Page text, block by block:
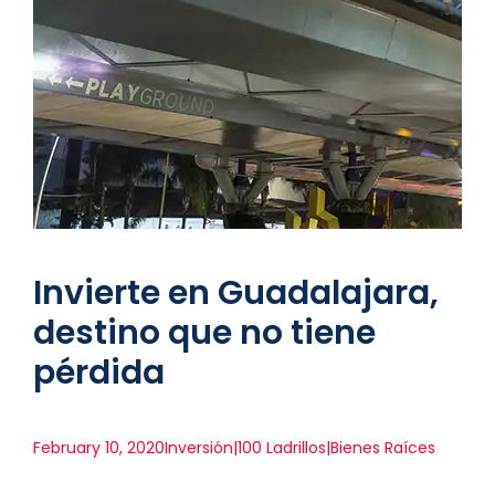
Invierte en Guadalajara,
destino que no tiene
pérdida
February 10, 2020Inversión|100 Ladrillos|Bienes Raíces